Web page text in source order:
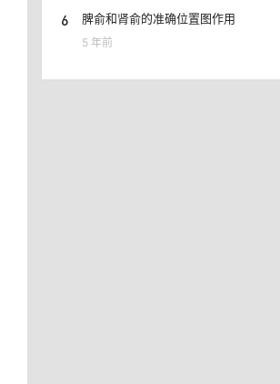
6 脾俞和肾俞的准确位置图作用
5 年前